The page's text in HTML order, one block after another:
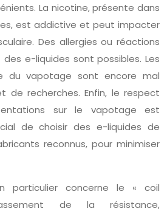
La nicotine, présente dans
est addictive et peut impacter
Des allergies ou réactions
e-liquides sont possibles. Les
du vapotage sont encore mal
de recherches. Enfin, le respect
sur le vapotage est
de choisir des e-liquides de
reconnus, pour minimiser
particulier concerne le « coil
de la résistance,